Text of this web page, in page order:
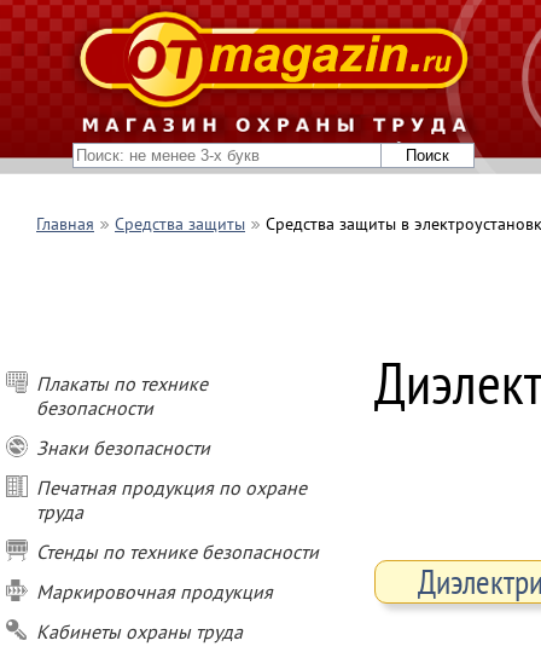
Главная Средства защиты Средства защиты в
Плакаты по технике
безопасности
Знаки безопасности
Печатная продукция по охране
труда
Стенды по технике безопасности
Маркировочная продукция
Кабинеты охраны труда